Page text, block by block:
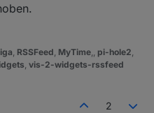
, RSSFeed, MyTime,, pi-hole2,
, vis-2-widgets-rssfeed
2